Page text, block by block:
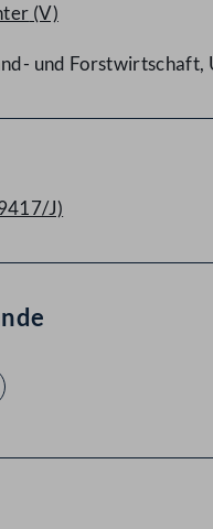
(V)
und
J)